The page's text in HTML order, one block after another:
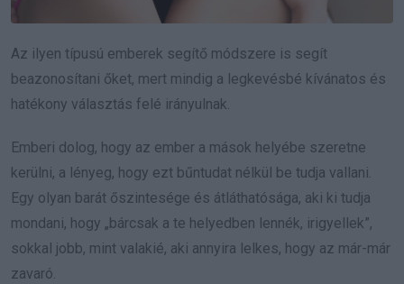
Az ilyen típusú emberek segítő módszere is segít
beazonosítani őket, mert mindig a legkevésbé kívánatos és
hatékony választás felé irányulnak.
Emberi dolog, hogy az ember a mások helyébe szeretne
kerülni, a lényeg, hogy ezt bűntudat nélkül be tudja vallani.
Egy olyan barát őszintesége és átláthatósága, aki ki tudja
mondani, hogy „bárcsak a te helyedben lennék, irigyellek”,
sokkal jobb, mint valakié, aki annyira lelkes, hogy az már-már
zavaró.